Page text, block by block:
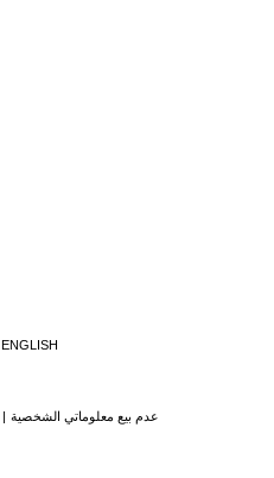
عدم بيع معلوماتي الشخصية
ENGLISH